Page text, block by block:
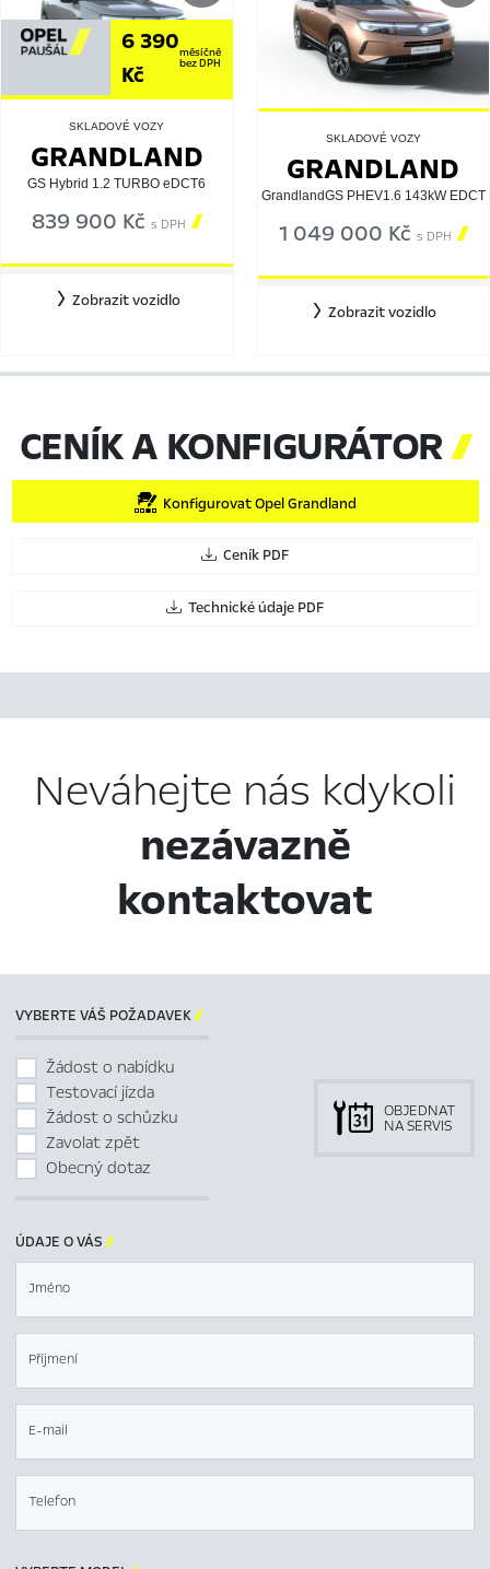
6 390
Kč
měsíčně
bez DPH
SKLADOVÉ VOZY
GRANDLAND
GS Hybrid 1.2 TURBO eDCT6
839 900 Kč s DPH 
Zobrazit vozidlo
SKLADOVÉ VOZY
GRANDLAND
GrandlandGS PHEV1.6 143kW EDCT
1 049 000 Kč s DPH 
Zobrazit vozidlo
CENÍK A KONFIGURÁTOR
Konfigurovat Opel Grandland
Ceník PDF
Technické údaje PDF
Neváhejte nás kdykoli
nezávazně
kontaktovat
VYBERTE VÁŠ POŽADAVEK
Žádost o nabídku
Testovací jízda
Žádost o schůzku
Zavolat zpět
Obecný dotaz
OBJEDNAT
NA SERVIS
ÚDAJE O VÁS 
Jméno
Příjmení
E-mail
Telefon